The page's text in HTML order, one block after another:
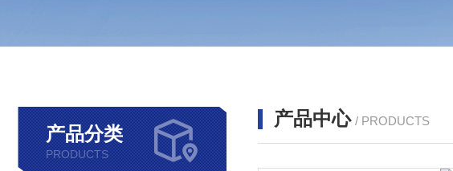
产品分类
PRODUCTS
产品中心 / PRODUCTS